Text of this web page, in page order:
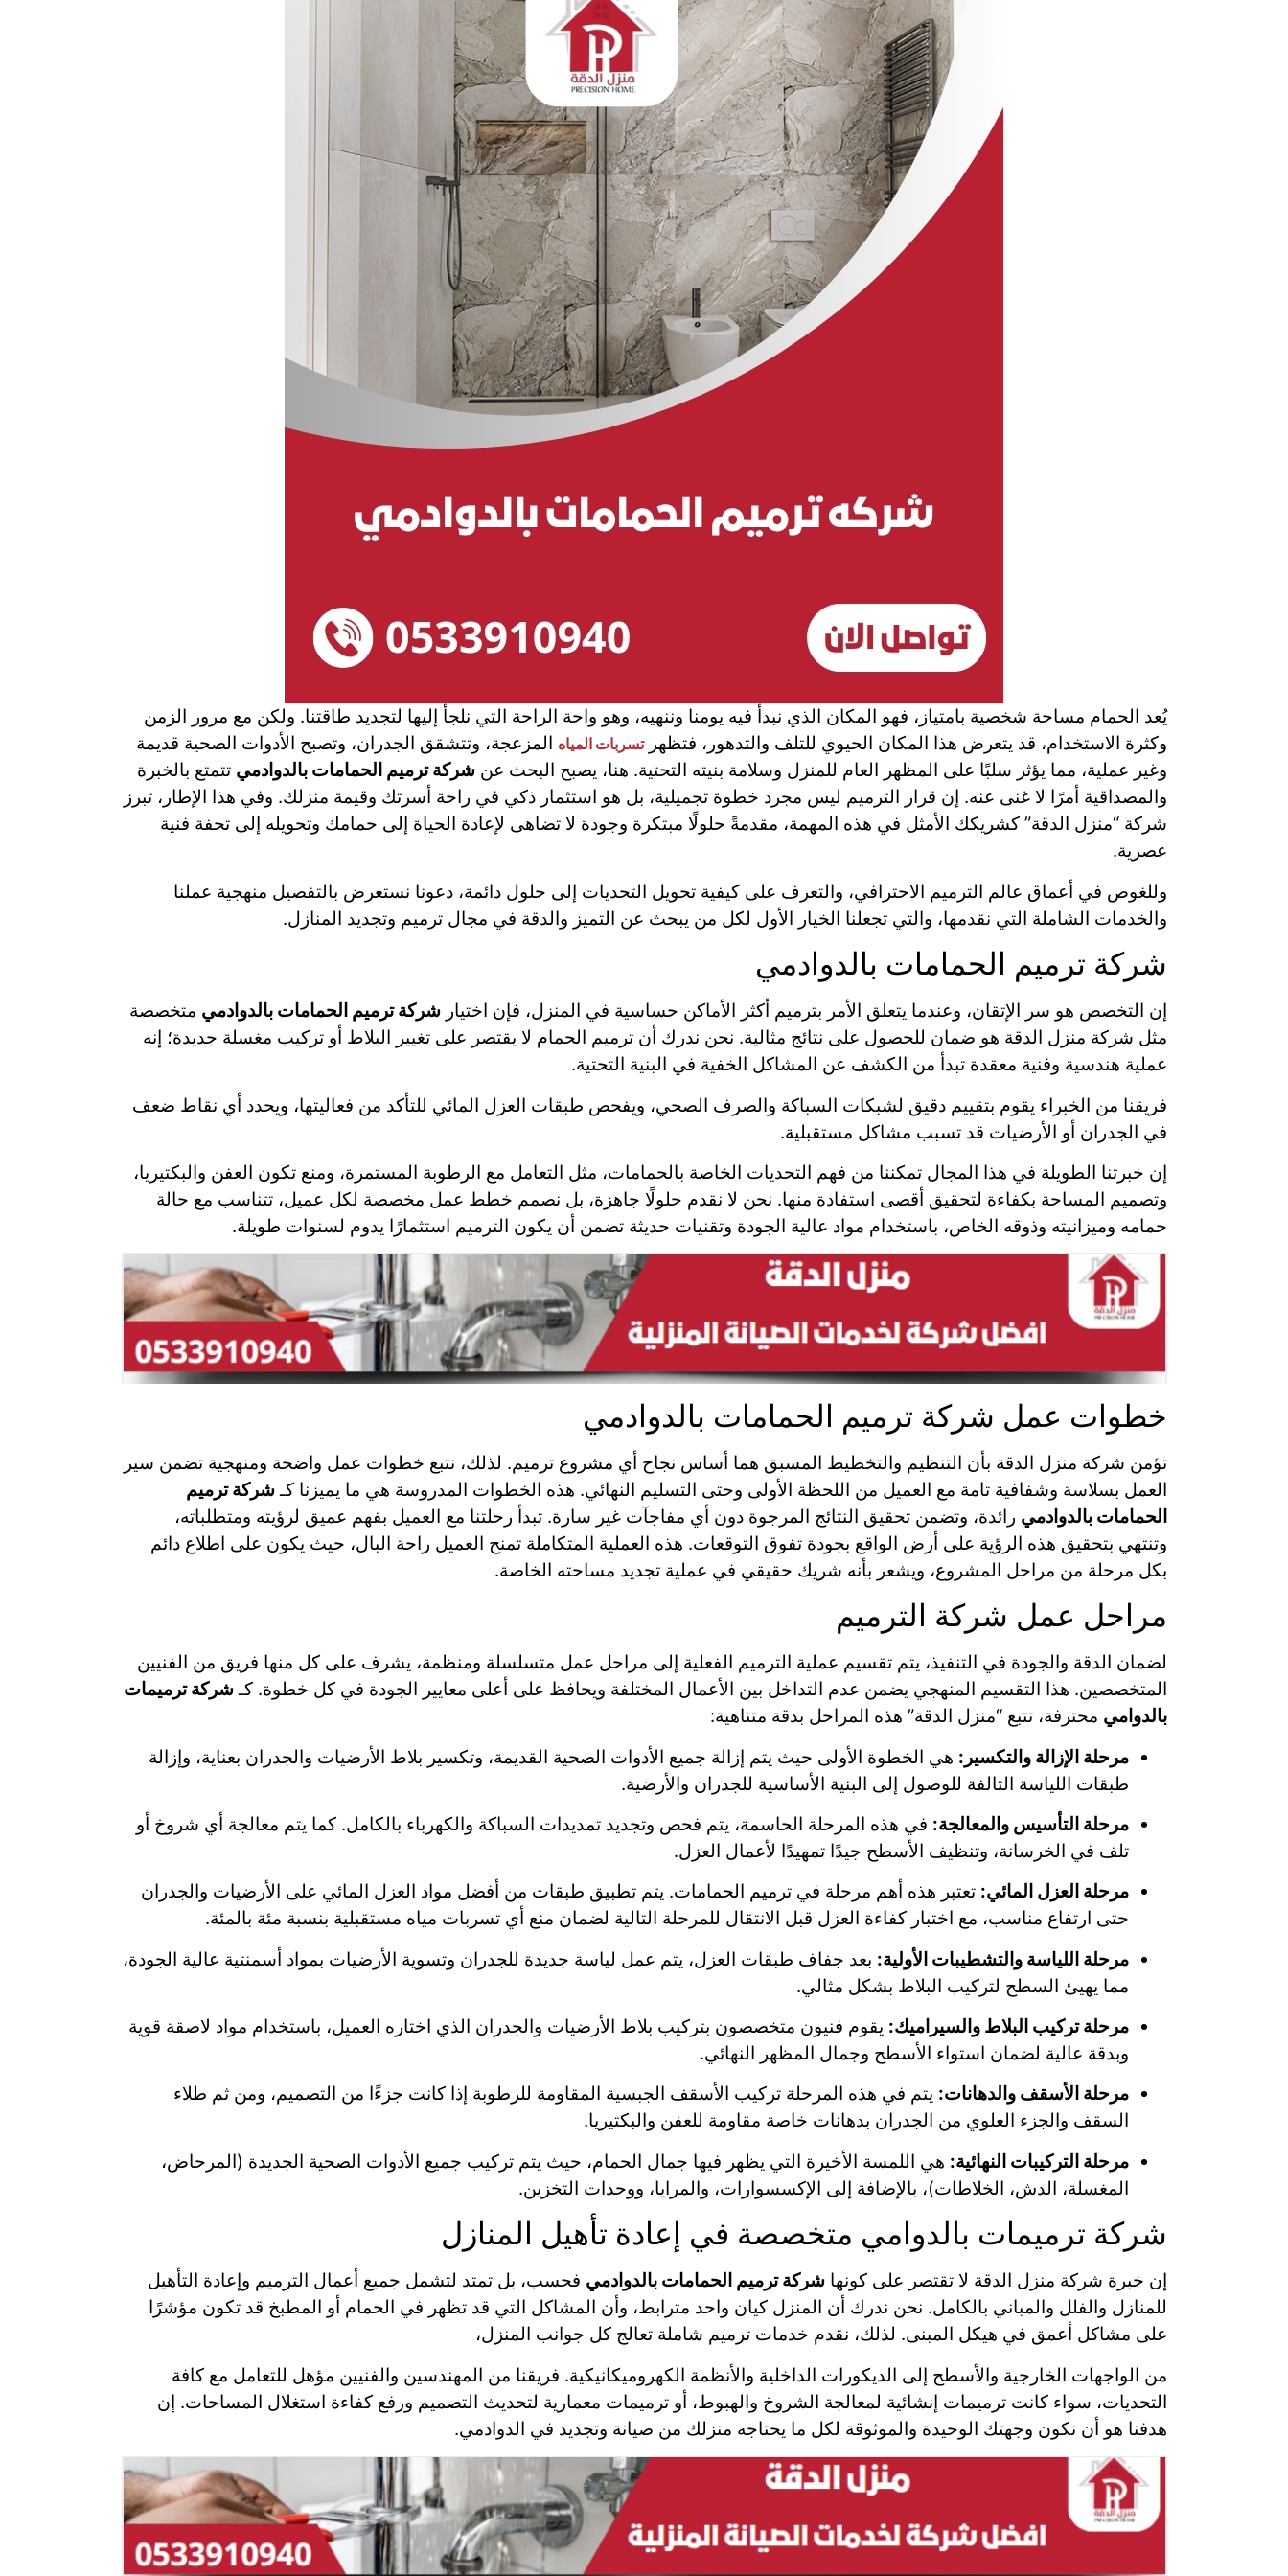
يُعد الحمام مساحة شخصية بامتياز، فهو المكان الذي نبدأ فيه يومنا وننهيه، وهو واحة الراحة التي نلجأ إليها لتجديد طاقتنا. ولكن مع مرور الزمن
وكثرة الاستخدام، قد يتعرض هذا المكان الحيوي للتلف والتدهور، فتظهرتسربات المياه المزعجة، وتتشقق الجدران، وتصبح الأدوات الصحية قديمة
وغير عملية، مما يؤثر سلبًا على المظهر العام للمنزل وسلامة بنيته التحتية. هنا، يصبح البحث عنشركة ترميم الحمامات بالدوادمي تتمتع بالخبرة
والمصداقية أمرًا لا غنى عنه. إن قرار الترميم ليس مجرد خطوة تجميلية، بل هو استثمار ذكي في راحة أسرتك وقيمة منزلك. وفي هذا الإطار، تبرز
شركة “منزل الدقة” كشريكك الأمثل في هذه المهمة، مقدمةً حلولًا مبتكرة وجودة لا تضاهى لإعادة الحياة إلى حمامك وتحويله إلى تحفة فنية
عصرية.
وللغوص في أعماق عالم الترميم الاحترافي، والتعرف على كيفية تحويل التحديات إلى حلول دائمة، دعونا نستعرض بالتفصيل منهجية عملنا
والخدمات الشاملة التي نقدمها، والتي تجعلنا الخيار الأول لكل من يبحث عن التميز والدقة في مجال ترميم وتجديد المنازل.
شركة ترميم الحمامات بالدوادمي
إن التخصص هو سر الإتقان، وعندما يتعلق الأمر بترميم أكثر الأماكن حساسية في المنزل، فإن اختيارشركة ترميم الحمامات بالدوادمي متخصصة
مثل شركة منزل الدقة هو ضمان للحصول على نتائج مثالية. نحن ندرك أن ترميم الحمام لا يقتصر على تغيير البلاط أو تركيب مغسلة جديدة؛ إنه
عملية هندسية وفنية معقدة تبدأ من الكشف عن المشاكل الخفية في البنية التحتية.
فريقنا من الخبراء يقوم بتقييم دقيق لشبكات السباكة والصرف الصحي، ويفحص طبقات العزل المائي للتأكد من فعاليتها، ويحدد أي نقاط ضعف
في الجدران أو الأرضيات قد تسبب مشاكل مستقبلية.
إن خبرتنا الطويلة في هذا المجال تمكننا من فهم التحديات الخاصة بالحمامات، مثل التعامل مع الرطوبة المستمرة، ومنع تكون العفن والبكتيريا،
وتصميم المساحة بكفاءة لتحقيق أقصى استفادة منها. نحن لا نقدم حلولًا جاهزة، بل نصمم خطط عمل مخصصة لكل عميل، تتناسب مع حالة
حمامه وميزانيته وذوقه الخاص، باستخدام مواد عالية الجودة وتقنيات حديثة تضمن أن يكون الترميم استثمارًا يدوم لسنوات طويلة.
خطوات عمل شركة ترميم الحمامات بالدوادمي
تؤمن شركة منزل الدقة بأن التنظيم والتخطيط المسبق هما أساس نجاح أي مشروع ترميم. لذلك، نتبع خطوات عمل واضحة ومنهجية تضمن سير
العمل بسلاسة وشفافية تامة مع العميل من اللحظة الأولى وحتى التسليم النهائي. هذه الخطوات المدروسة هي ما يميزنا كـشركة ترميم
الحمامات بالدوادمي رائدة، وتضمن تحقيق النتائج المرجوة دون أي مفاجآت غير سارة. تبدأ رحلتنا مع العميل بفهم عميق لرؤيته ومتطلباته،
وتنتهي بتحقيق هذه الرؤية على أرض الواقع بجودة تفوق التوقعات. هذه العملية المتكاملة تمنح العميل راحة البال، حيث يكون على اطلاع دائم
بكل مرحلة من مراحل المشروع، ويشعر بأنه شريك حقيقي في عملية تجديد مساحته الخاصة.
مراحل عمل شركة الترميم
لضمان الدقة والجودة في التنفيذ، يتم تقسيم عملية الترميم الفعلية إلى مراحل عمل متسلسلة ومنظمة، يشرف على كل منها فريق من الفنيين
المتخصصين. هذا التقسيم المنهجي يضمن عدم التداخل بين الأعمال المختلفة ويحافظ على أعلى معايير الجودة في كل خطوة. كـشركة ترميمات
بالدوامي محترفة، تتبع “منزل الدقة” هذه المراحل بدقة متناهية:
مرحلة الإزالة والتكسير: هي الخطوة الأولى حيث يتم إزالة جميع الأدوات الصحية القديمة، وتكسير بلاط الأرضيات والجدران بعناية، وإزالة
طبقات اللياسة التالفة للوصول إلى البنية الأساسية للجدران والأرضية.
مرحلة التأسيس والمعالجة: في هذه المرحلة الحاسمة، يتم فحص وتجديد تمديدات السباكة والكهرباء بالكامل. كما يتم معالجة أي شروخ أو
تلف في الخرسانة، وتنظيف الأسطح جيدًا تمهيدًا لأعمال العزل.
مرحلة العزل المائي: تعتبر هذه أهم مرحلة في ترميم الحمامات. يتم تطبيق طبقات من أفضل مواد العزل المائي على الأرضيات والجدران
حتى ارتفاع مناسب، مع اختبار كفاءة العزل قبل الانتقال للمرحلة التالية لضمان منع أي تسربات مياه مستقبلية بنسبة مئة بالمئة.
مرحلة اللياسة والتشطيبات الأولية: بعد جفاف طبقات العزل، يتم عمل لياسة جديدة للجدران وتسوية الأرضيات بمواد أسمنتية عالية الجودة،
مما يهيئ السطح لتركيب البلاط بشكل مثالي.
مرحلة تركيب البلاط والسيراميك: يقوم فنيون متخصصون بتركيب بلاط الأرضيات والجدران الذي اختاره العميل، باستخدام مواد لاصقة قوية
وبدقة عالية لضمان استواء الأسطح وجمال المظهر النهائي.
مرحلة الأسقف والدهانات: يتم في هذه المرحلة تركيب الأسقف الجبسية المقاومة للرطوبة إذا كانت جزءًا من التصميم، ومن ثم طلاء
السقف والجزء العلوي من الجدران بدهانات خاصة مقاومة للعفن والبكتيريا.
مرحلة التركيبات النهائية: هي اللمسة الأخيرة التي يظهر فيها جمال الحمام، حيث يتم تركيب جميع الأدوات الصحية الجديدة (المرحاض،
المغسلة، الدش، الخلاطات)، بالإضافة إلى الإكسسوارات، والمرايا، ووحدات التخزين.
شركة ترميمات بالدوامي متخصصة في إعادة تأهيل المنازل
إن خبرة شركة منزل الدقة لا تقتصر على كونهاشركة ترميم الحمامات بالدوادمي فحسب، بل تمتد لتشمل جميع أعمال الترميم وإعادة التأهيل
للمنازل والفلل والمباني بالكامل. نحن ندرك أن المنزل كيان واحد مترابط، وأن المشاكل التي قد تظهر في الحمام أو المطبخ قد تكون مؤشرًا
على مشاكل أعمق في هيكل المبنى. لذلك، نقدم خدمات ترميم شاملة تعالج كل جوانب المنزل،
من الواجهات الخارجية والأسطح إلى الديكورات الداخلية والأنظمة الكهروميكانيكية. فريقنا من المهندسين والفنيين مؤهل للتعامل مع كافة
التحديات، سواء كانت ترميمات إنشائية لمعالجة الشروخ والهبوط، أو ترميمات معمارية لتحديث التصميم ورفع كفاءة استغلال المساحات. إن
هدفنا هو أن نكون وجهتك الوحيدة والموثوقة لكل ما يحتاجه منزلك من صيانة وتجديد في الدوادمي.